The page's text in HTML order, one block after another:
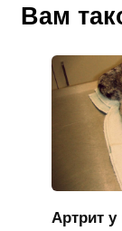
Вам
Артрит